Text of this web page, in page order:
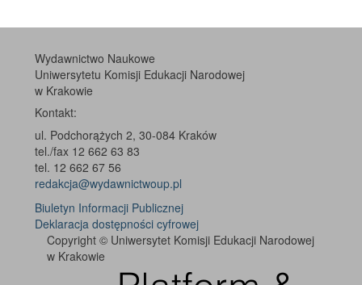
Wydawnictwo Naukowe
Uniwersytetu Komisji Edukacji Narodowej
w Krakowie
Kontakt:
ul. Podchorążych 2, 30-084 Kraków
tel./fax 12 662 63 83
tel. 12 662 67 56
redakcja@wydawnictwoup.pl
Biuletyn Informacji Publicznej
Deklaracja dostępności cyfrowej
Copyright © Uniwersytet Komisji Edukacji Narodowej
w Krakowie